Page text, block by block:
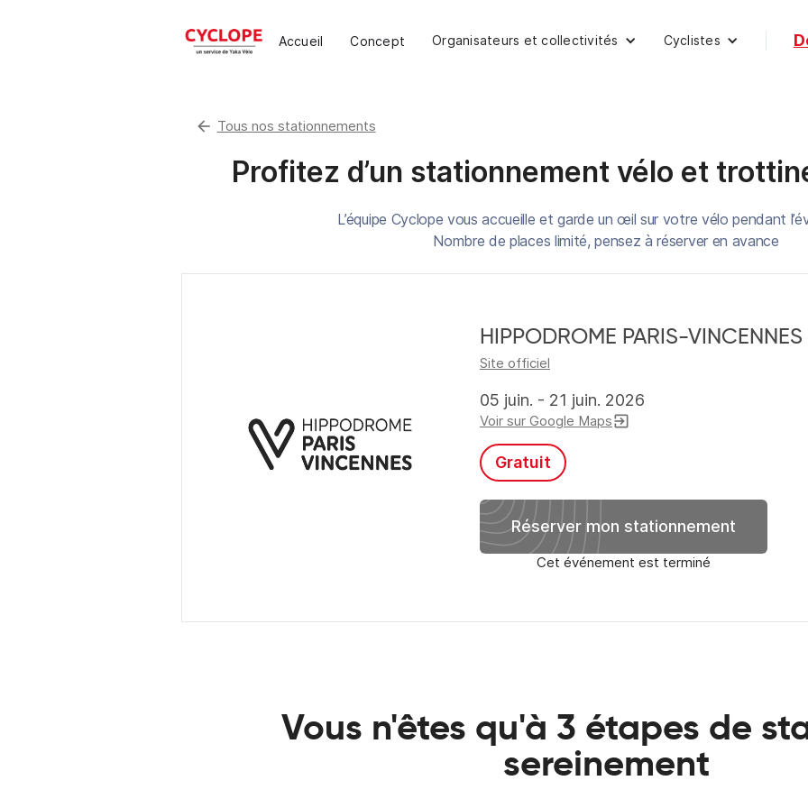
Accueil Concept Organisateurs et collectivités Cyclistes
arrow_back Tous nos stationnements
Profitez d’un stationnement vélo et
L’équipe Cyclope vous accueille et garde un œil sur votre vélo pendant
Nombre de places limité, pensez à réserver en avance
HIPPODROME PARIS-
Site officiel
05 juin. - 21 juin. 2026
Voir sur Google Mapsexit_to_app
Gratuit
Réserver mon stationnement
Cet événement est terminé
Vous n'êtes qu'à 3 étapes de
sereinement